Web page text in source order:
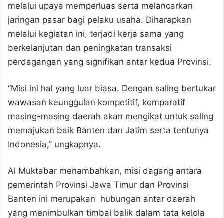
melalui upaya memperluas serta melancarkan
jaringan pasar bagi pelaku usaha. Diharapkan
melalui kegiatan ini, terjadi kerja sama yang
berkelanjutan dan peningkatan transaksi
perdagangan yang signifikan antar kedua Provinsi.
“Misi ini hal yang luar biasa. Dengan saling bertukar
wawasan keunggulan kompetitif, komparatif
masing-masing daerah akan mengikat untuk saling
memajukan baik Banten dan Jatim serta tentunya
Indonesia,” ungkapnya.
Al Muktabar menambahkan, misi dagang antara
pemerintah Provinsi Jawa Timur dan Provinsi
Banten ini merupakan hubungan antar daerah
yang menimbulkan timbal balik dalam tata kelola